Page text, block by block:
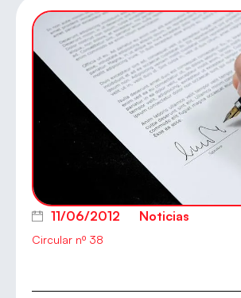
11/06/2012 Noticias
Circular nº 38